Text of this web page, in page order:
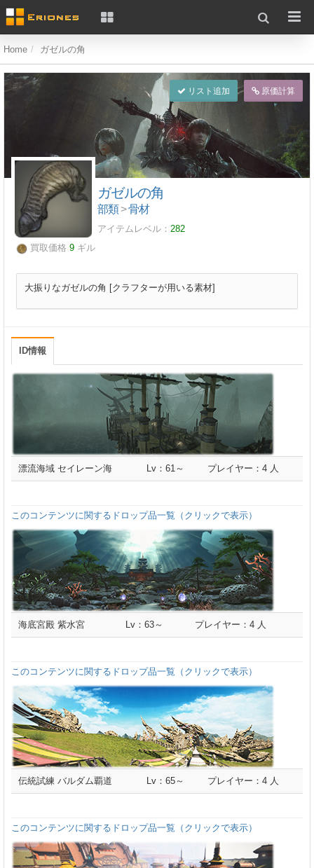
Home ガゼルの角
リスト追加 原価計算
ガゼルの角
部類>骨材
アイテムレベル： 282
買取価格 9 ギル
大振りなガゼルの角 [クラフターが用いる素材]
ID情報
漂流海域 セイレーン海 Lv：61～ プレイヤー：4 人
このコンテンツに関するドロップ品一覧（クリックで表示）
海底宮殿 紫水宮 Lv：63～ プレイヤー：4 人
このコンテンツに関するドロップ品一覧（クリックで表示）
伝統試練 バルダム覇道 Lv：65～ プレイヤー：4 人
このコンテンツに関するドロップ品一覧（クリックで表示）